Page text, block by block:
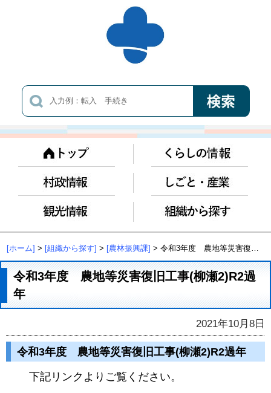
[ホーム] > [組織から探す] > [農林振興課] > 令和3年度 農地等災害復旧工事(柳瀬2)R2過年
令和3年度 農地等災害復旧工事(柳瀬2)R2過
年
2021年10月8日
令和3年度 農地等災害復旧工事(柳瀬2)R2過年
下記リンクよりご覧ください。